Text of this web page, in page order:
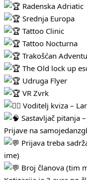
Radenska Adriatic
Srednja Europa
Tattoo Clinic
Tattoo Nocturna
Trakošćan
The Old lock up
Udruga Flyer
VR Zvrk
Voditelj kviza –
Sastavljač pitanja
Prijave na
Prijava treba
ime)
Broj članova (tim